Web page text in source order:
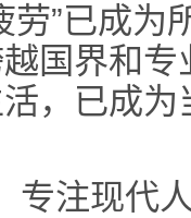
劳”已成为
国界和
，已成为
专注现代